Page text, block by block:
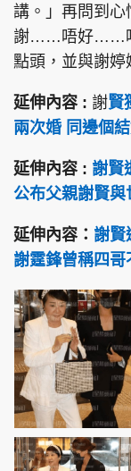
講。」再問到心
謝……唔好……
點頭，並與謝婷
延伸內容 : 謝賢
兩次婚 同邊個
延伸內容 : 謝賢
公布父親謝賢與
延伸內容： 謝賢
謝霆鋒曾稱四